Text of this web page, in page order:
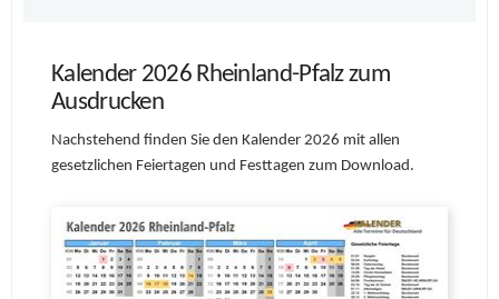
Kalender 2026 Rheinland-Pfalz zum
Ausdrucken
Nachstehend finden Sie den Kalender 2026 mit allen
gesetzlichen Feiertagen und Festtagen zum Download.